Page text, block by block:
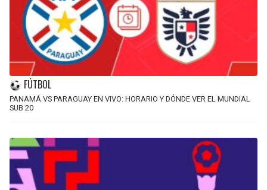
FÚTBOL
PANAMÁ VS PARAGUAY EN VIVO: HORARIO Y DÓNDE VER EL MUNDIAL
SUB 20